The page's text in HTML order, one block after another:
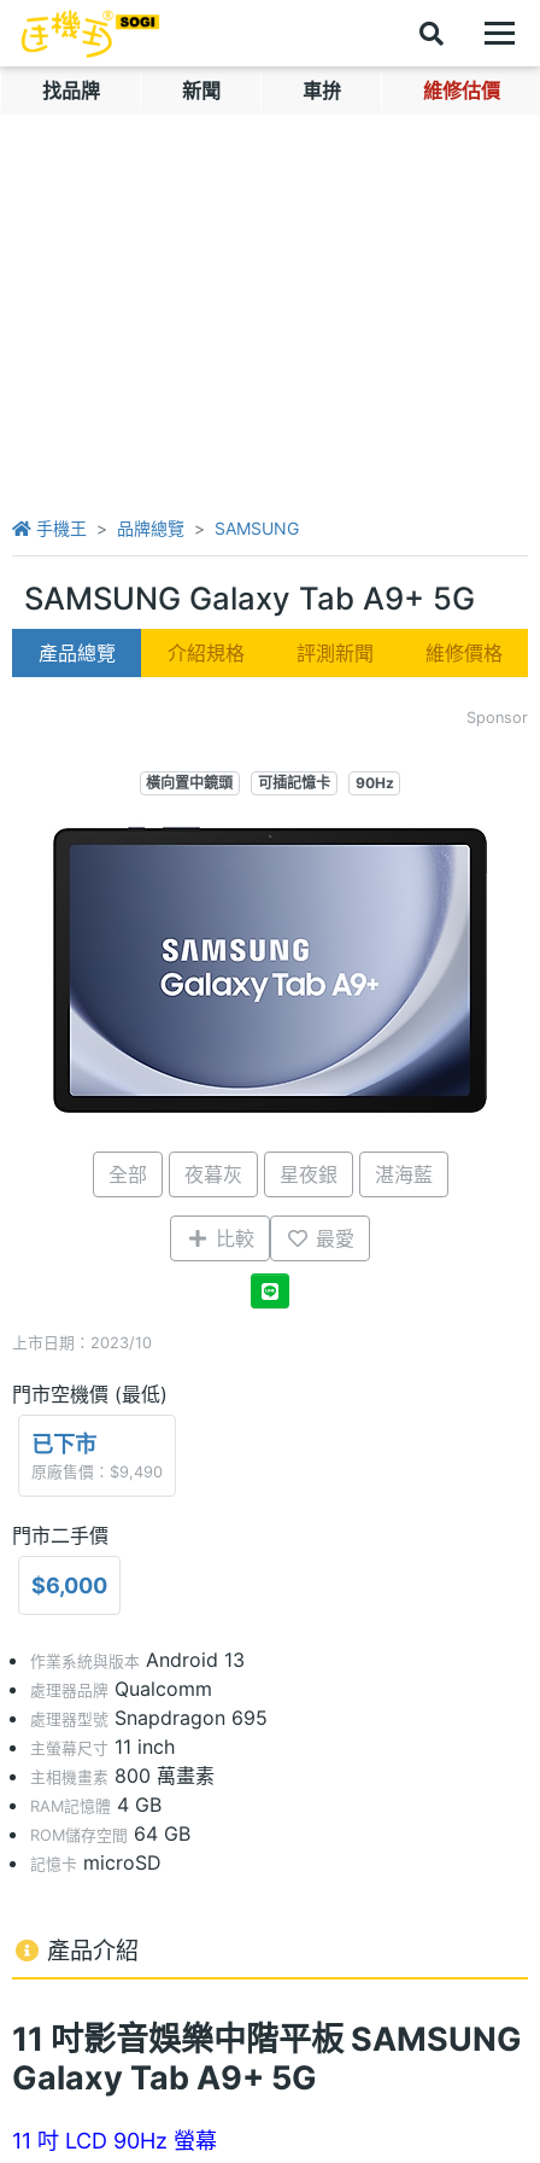
找品牌 新聞 車拚 維修估價
手機王 品牌總覽 SAMSUNG
SAMSUNG Galaxy Tab A9+ 5G
產品總覽 介紹規格 評測新聞 維修價格
Sponsor
橫向置中鏡頭 可插記憶卡 90Hz
全部 夜暮灰 星夜銀 湛海藍
比較 最愛
上市日期：2023/10
門市空機價 (最低)
已下市
原廠售價：$9,490
門市二手價
$6,000
作業系統與版本 Android 13
處理器品牌 Qualcomm
處理器型號 Snapdragon 695
主螢幕尺寸 11 inch
主相機畫素 800 萬畫素
RAM記憶體 4 GB
ROM儲存空間 64 GB
記憶卡 microSD
產品介紹
11 吋影音娛樂中階平板 SAMSUNG
Galaxy Tab A9+ 5G
11 吋 LCD 90Hz 螢幕